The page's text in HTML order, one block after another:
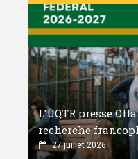
L'UQTR presse
recherche
27 juillet 2026